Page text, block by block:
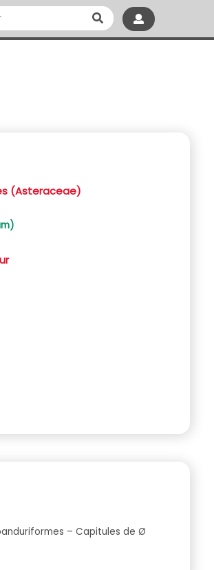
(Asteraceae)
– Capitules de Ø